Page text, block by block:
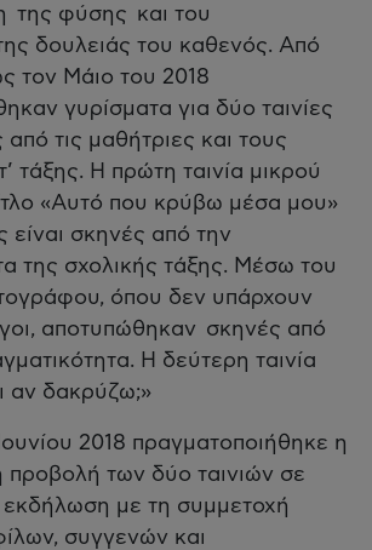
της φύσης και του
δουλειάς του καθενός. Από
τον Μάιο του 2018
γυρίσματα για δύο ταινίες
τις μαθήτριες και τους
τάξης. Η πρώτη ταινία μικρού
«Αυτό που κρύβω μέσα μου»
είναι σκηνές από την
της σχολικής τάξης. Μέσω του
όπου δεν υπάρχουν
αποτυπώθηκαν σκηνές από
Η δεύτερη ταινία
αν δακρύζω;»
2018 πραγματοποιήθηκε η
προβολή των δύο ταινιών σε
εκδήλωση με τη συμμετοχή
συγγενών και